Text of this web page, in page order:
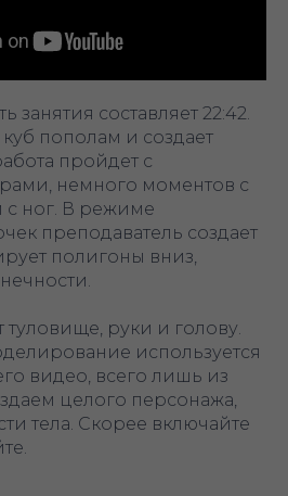
занятия составляет 22:42.
пополам и создает
пройдет с
немного моментов с
с ног. В режиме
преподаватель создает
полигоны вниз,
туловище, руки и голову.
используется
видео, всего лишь из
целого персонажа,
тела. Скорее включайте